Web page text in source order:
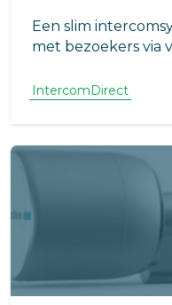
Een slim
met bezoekers via
openen. Het
IntercomDirect